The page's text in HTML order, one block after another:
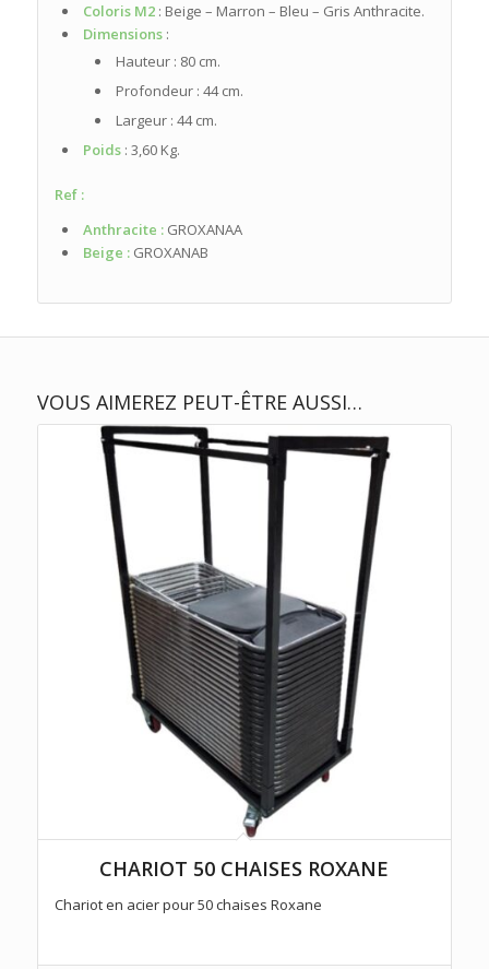
Coloris M2: Beige – Marron – Bleu – Gris Anthracite.
Dimensions:
Hauteur : 80 cm.
Profondeur : 44 cm.
Largeur : 44 cm.
Poids: 3,60 Kg.
Ref :
Anthracite :GROXANAA
Beige :GROXANAB
VOUS AIMEREZ PEUT-ÊTRE AUSSI…
CHARIOT 50 CHAISES ROXANE
Chariot en acier pour 50 chaises Roxane